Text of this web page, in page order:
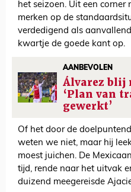
het seizoen. Uit een corner
merken op de
verdedigend als
kwartje de goede kant op.
AANBEVOLEN
Álvarez blij
‘Plan van
gewerkt’
Of het door de
weten we niet, maar hij
moest juichen. De
tijd, rende naar het uitvak
duizend meegereisde